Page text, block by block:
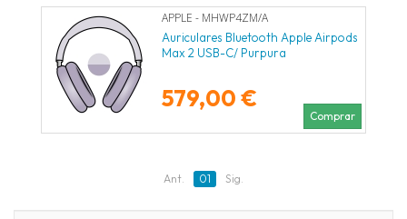
APPLE - MHWP4ZM/A
Auriculares Bluetooth Apple Airpods
Max 2 USB-C/ Purpura
579,00 €
Comprar
Ant. 01 Sig.